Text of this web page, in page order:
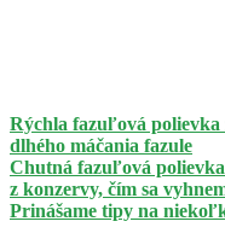
Rýchla fazuľová polievka
dlhého máčania fazule
Chutná fazuľová
z konzervy, čím sa
Prinášame tipy na